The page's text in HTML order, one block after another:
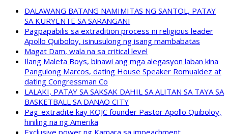
DALAWANG BATANG NAMIMITAS NG SANTOL, PATAY
SA KURYENTE SA SARANGANI
Pagpapabilis sa extradition process ni religious leader
Apollo Quiboloy, isinusulong ng isang mambabatas
Magat Dam, wala na sa critical level
Ilang Maleta Boys, binawi ang mga alegasyon laban kina
Pangulong Marcos, dating House Speaker Romualdez at
dating Congressman Co
LALAKI, PATAY SA SAKSAK DAHIL SA ALITAN SA TAYA SA
BASKETBALL SA DANAO CITY
Pag-extradite kay KOJC founder Pastor Apollo Quiboloy,
hiniling na ng Amerika
Exclusive power ng Kamara sa impeachment,